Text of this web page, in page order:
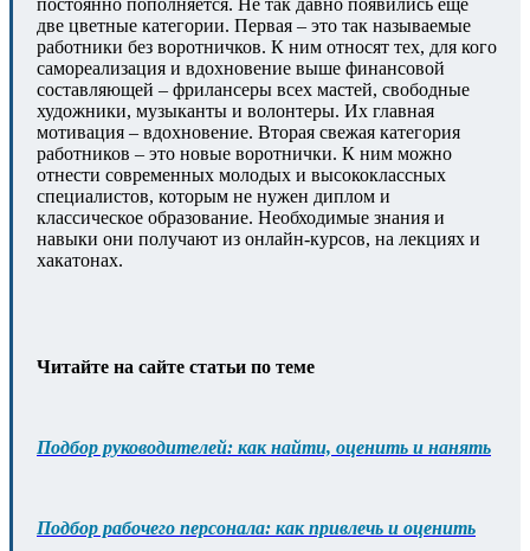
постоянно пополняется. Не так давно появились еще
две цветные категории. Первая – это так называемые
работники без воротничков. К ним относят тех, для кого
самореализация и вдохновение выше финансовой
составляющей – фрилансеры всех мастей, свободные
художники, музыканты и волонтеры. Их главная
мотивация – вдохновение. Вторая свежая категория
работников – это новые воротнички. К ним можно
отнести современных молодых и высококлассных
специалистов, которым не нужен диплом и
классическое образование. Необходимые знания и
навыки они получают из онлайн-курсов, на лекциях и
хакатонах.
Читайте на сайте статьи по теме
Подбор руководителей: как найти, оценить и нанять
Подбор рабочего персонала: как привлечь и оценить